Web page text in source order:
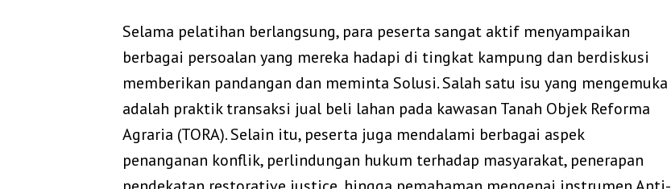
Selama pelatihan berlangsung, para peserta sangat aktif menyampaikan
berbagai persoalan yang mereka hadapi di tingkat kampung dan berdiskusi
memberikan pandangan dan meminta Solusi. Salah satu isu yang mengemuka
adalah praktik transaksi jual beli lahan pada kawasan Tanah Objek Reforma
Agraria (TORA). Selain itu, peserta juga mendalami berbagai aspek
penanganan konflik, perlindungan hukum terhadap masyarakat, penerapan